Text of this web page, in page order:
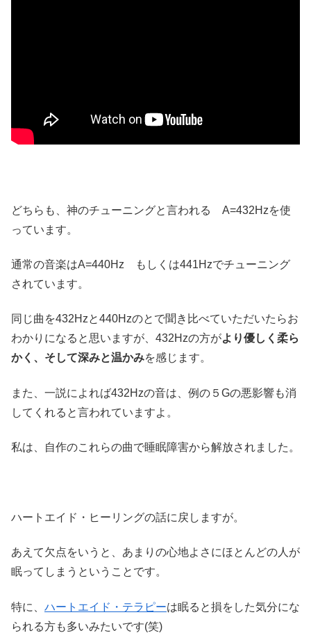
どちらも、神のチューニングと言われる A=432Hzを使
っています。
通常の音楽はA=440Hz もしくは441Hzでチューニング
されています。
同じ曲を432Hzと440Hzのとで聞き比べていただいたらお
わかりになると思いますが、432Hzの方がより優しく柔ら
かく、そして深みと温かみを感じます。
また、一説によれば432Hzの音は、例の５Gの悪影響も消
してくれると言われていますよ。
私は、自作のこれらの曲で睡眠障害から解放されました。
ハートエイド・ヒーリングの話に戻しますが。
あえて欠点をいうと、あまりの心地よさにほとんどの人が
眠ってしまうということです。
特に、 ハートエイド・テラピーは眠ると損をした気分にな
られる方も多いみたいです(笑)